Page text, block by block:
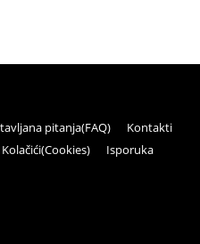
pitanja(FAQ)
Kontakti
Kolačići(Cookies)
Isporuka